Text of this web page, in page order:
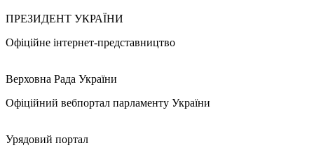
ПРЕЗИДЕНТ УКРАЇНИ
Офіційне інтернет-представництво
Верховна Рада України
Офіційний вебпортал парламенту України
Урядовий портал